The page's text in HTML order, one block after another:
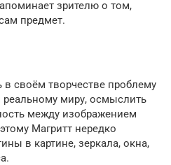
зрителю о том,
предмет.
своём творчестве проблему
реальному миру, осмыслить
между изображением
Магритт нередко
в картине, зеркала, окна,